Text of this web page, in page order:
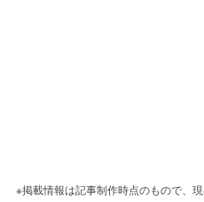
※掲載情報は記事制作時点のもので、